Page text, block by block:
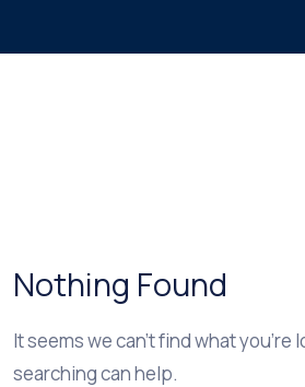
Nothing Found
It seems we can’t find what you’re
searching can help.